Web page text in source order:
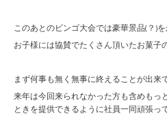
このあとのビンゴ大会では豪華景品(？)を
お子様には協賛でたくさん頂いたお菓子
まず何事も無く無事に終えることが出来
来年は今回来られなかった方も含めもっ
ときを提供できるように社員一同頑張っ